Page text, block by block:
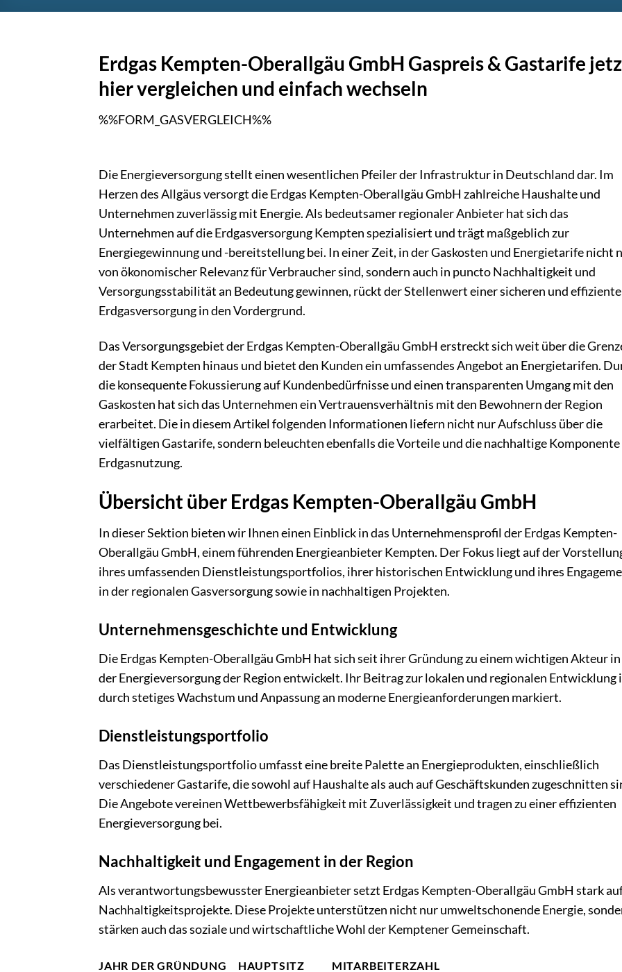
Erdgas Kempten-Oberallgäu GmbH Gaspreis & Gastarife
hier vergleichen und einfach wechseln
%%FORM_GASVERGLEICH%%
Die Energieversorgung stellt einen wesentlichen Pfeiler der Infrastruktur in Deutschland dar. Im
Herzen des Allgäus versorgt die Erdgas Kempten-Oberallgäu GmbH zahlreiche Haushalte und
Unternehmen zuverlässig mit Energie. Als bedeutsamer regionaler Anbieter hat sich das
Unternehmen auf die Erdgasversorgung Kempten spezialisiert und trägt maßgeblich zur
Energiegewinnung und -bereitstellung bei. In einer Zeit, in der Gaskosten und Energietarife nicht
von ökonomischer Relevanz für Verbraucher sind, sondern auch in puncto Nachhaltigkeit und
Versorgungsstabilität an Bedeutung gewinnen, rückt der Stellenwert einer sicheren und
Erdgasversorgung in den Vordergrund.
Das Versorgungsgebiet der Erdgas Kempten-Oberallgäu GmbH erstreckt sich weit über die
der Stadt Kempten hinaus und bietet den Kunden ein umfassendes Angebot an Energietarifen.
die konsequente Fokussierung auf Kundenbedürfnisse und einen transparenten Umgang mit den
Gaskosten hat sich das Unternehmen ein Vertrauensverhältnis mit den Bewohnern der Region
erarbeitet. Die in diesem Artikel folgenden Informationen liefern nicht nur Aufschluss über die
vielfältigen Gastarife, sondern beleuchten ebenfalls die Vorteile und die nachhaltige Komponente
Erdgasnutzung.
Übersicht über Erdgas Kempten-Oberallgäu GmbH
In dieser Sektion bieten wir Ihnen einen Einblick in das Unternehmensprofil der Erdgas Kempten-
Oberallgäu GmbH, einem führenden Energieanbieter Kempten. Der Fokus liegt auf der
ihres umfassenden Dienstleistungsportfolios, ihrer historischen Entwicklung und ihres
in der regionalen Gasversorgung sowie in nachhaltigen Projekten.
Unternehmensgeschichte und Entwicklung
Die Erdgas Kempten-Oberallgäu GmbH hat sich seit ihrer Gründung zu einem wichtigen Akteur in
der Energieversorgung der Region entwickelt. Ihr Beitrag zur lokalen und regionalen Entwicklung
durch stetiges Wachstum und Anpassung an moderne Energieanforderungen markiert.
Dienstleistungsportfolio
Das Dienstleistungsportfolio umfasst eine breite Palette an Energieprodukten, einschließlich
verschiedener Gastarife, die sowohl auf Haushalte als auch auf Geschäftskunden zugeschnitten
Die Angebote vereinen Wettbewerbsfähigkeit mit Zuverlässigkeit und tragen zu einer effizienten
Energieversorgung bei.
Nachhaltigkeit und Engagement in der Region
Als verantwortungsbewusster Energieanbieter setzt Erdgas Kempten-Oberallgäu GmbH stark
Nachhaltigkeitsprojekte. Diese Projekte unterstützen nicht nur umweltschonende Energie,
stärken auch das soziale und wirtschaftliche Wohl der Kemptener Gemeinschaft.
JAHR DER GRÜNDUNG HAUPTSITZ
MITARBEITERZAHL